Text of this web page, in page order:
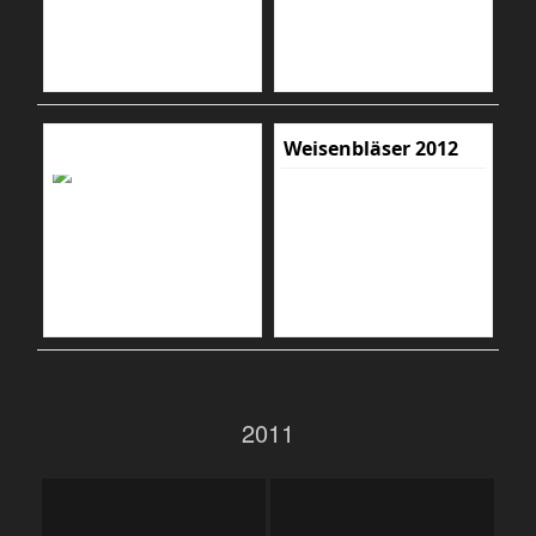
Weisenbläser 2012
2011